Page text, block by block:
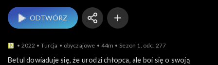
ODTWÓRZ
2022 Turcja obyczajowe 44m Sezon 1, odc. 277
Betul dowiaduje się, że urodzi chłopca, ale boi się o swoją